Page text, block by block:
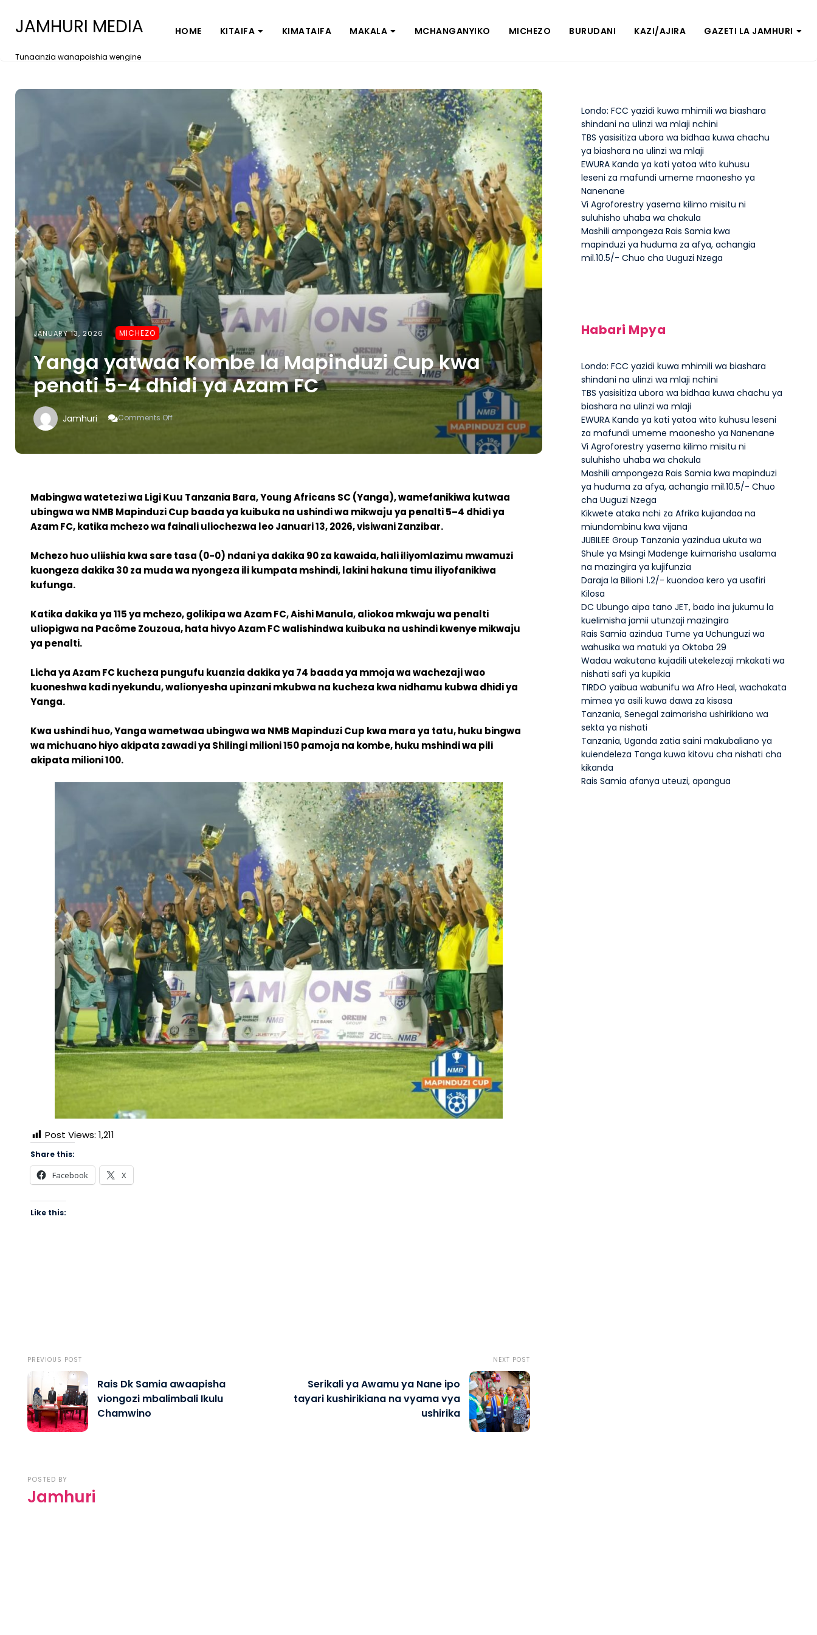
JAMHURI MEDIA
Tunaanzia wanapoishia wengine
HOME KITAIFA KIMATAIFA MAKALA MCHANGANYIKO MICHEZO BURUDANI KAZI/AJIRA GAZETI LA JAMHURI
JANUARY 13, 2026 MICHEZO
Yanga yatwaa Kombe la Mapinduzi Cup kwa
penati 5-4 dhidi ya Azam FC
Jamhuri Comments Off
Kwa
Penati
5-
4
Ya
Azam
FC
Mabingwa watetezi wa Ligi Kuu Tanzania Bara, Young Africans SC (Yanga), wamefanikiwa kutwaa
ubingwa wa NMB Mapinduzi Cup baada ya kuibuka na ushindi wa mikwaju ya penalti 5–4 dhidi ya
Azam FC, katika mchezo wa fainali uliochezwa leo Januari 13, 2026, visiwani Zanzibar.
Mchezo huo uliishia kwa sare tasa (0-0) ndani ya dakika 90 za kawaida, hali iliyomlazimu mwamuzi
kuongeza dakika 30 za muda wa nyongeza ili kumpata mshindi, lakini hakuna timu iliyofanikiwa
kufunga.
Katika dakika ya 115 ya mchezo, golikipa wa Azam FC, Aishi Manula, aliokoa mkwaju wa penalti
uliopigwa na Pacôme Zouzoua, hata hivyo Azam FC walishindwa kuibuka na ushindi kwenye mikwaju
ya penalti.
Licha ya Azam FC kucheza pungufu kuanzia dakika ya 74 baada ya mmoja wa wachezaji wao
kuoneshwa kadi nyekundu, walionyesha upinzani mkubwa na kucheza kwa nidhamu kubwa dhidi ya
Yanga.
Kwa ushindi huo, Yanga wametwaa ubingwa wa NMB Mapinduzi Cup kwa mara ya tatu, huku bingwa
wa michuano hiyo akipata zawadi ya Shilingi milioni 150 pamoja na kombe, huku mshindi wa pili
akipata milioni 100.
Post Views: 1,211
Share this:
Facebook X
Like this:
PREVIOUS POST
Rais Dk Samia awaapisha
viongozi mbalimbali Ikulu
Chamwino
NEXT POST
Serikali ya Awamu ya Nane ipo
tayari kushirikiana na vyama vya
ushirika
POSTED BY
Jamhuri
Londo: FCC yazidi kuwa mhimili wa biashara
shindani na ulinzi wa mlaji nchini
TBS yasisitiza ubora wa bidhaa kuwa chachu
ya biashara na ulinzi wa mlaji
EWURA Kanda ya kati yatoa wito kuhusu
leseni za mafundi umeme maonesho ya
Nanenane
Vi Agroforestry yasema kilimo misitu ni
suluhisho uhaba wa chakula
Mashili ampongeza Rais Samia kwa
mapinduzi ya huduma za afya, achangia
mil.10.5/- Chuo cha Uuguzi Nzega
Habari Mpya
Londo: FCC yazidi kuwa mhimili wa biashara
shindani na ulinzi wa mlaji nchini
TBS yasisitiza ubora wa bidhaa kuwa chachu ya
biashara na ulinzi wa mlaji
EWURA Kanda ya kati yatoa wito kuhusu leseni
za mafundi umeme maonesho ya Nanenane
Vi Agroforestry yasema kilimo misitu ni
suluhisho uhaba wa chakula
Mashili ampongeza Rais Samia kwa mapinduzi
ya huduma za afya, achangia mil.10.5/- Chuo
cha Uuguzi Nzega
Kikwete ataka nchi za Afrika kujiandaa na
miundombinu kwa vijana
JUBILEE Group Tanzania yazindua ukuta wa
Shule ya Msingi Madenge kuimarisha usalama
na mazingira ya kujifunzia
Daraja la Bilioni 1.2/- kuondoa kero ya usafiri
Kilosa
DC Ubungo aipa tano JET, bado ina jukumu la
kuelimisha jamii utunzaji mazingira
Rais Samia azindua Tume ya Uchunguzi wa
wahusika wa matuki ya Oktoba 29
Wadau wakutana kujadili utekelezaji mkakati wa
nishati safi ya kupikia
TIRDO yaibua wabunifu wa Afro Heal, wachakata
mimea ya asili kuwa dawa za kisasa
Tanzania, Senegal zaimarisha ushirikiano wa
sekta ya nishati
Tanzania, Uganda zatia saini makubaliano ya
kuiendeleza Tanga kuwa kitovu cha nishati cha
kikanda
Rais Samia afanya uteuzi, apangua